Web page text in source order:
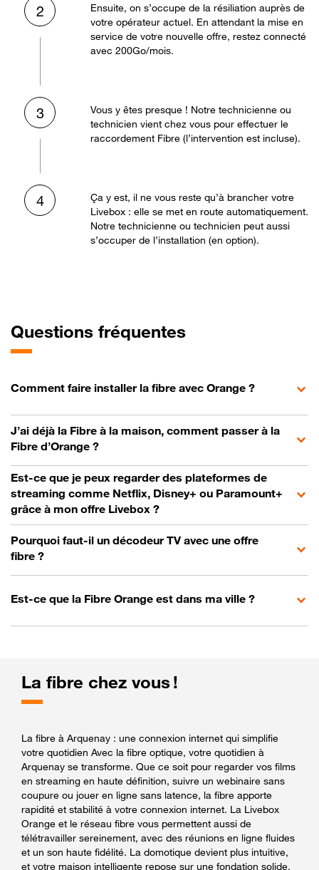
2
Ensuite, on s’occupe de la résiliation auprès de
votre opérateur actuel. En attendant la mise en
service de votre nouvelle offre, restez connecté
avec 200Go/mois.
3
Vous y êtes presque ! Notre technicienne ou
technicien vient chez vous pour effectuer le
raccordement Fibre (l’intervention est incluse).
4
Ça y est, il ne vous reste qu’à brancher votre
Livebox : elle se met en route automatiquement.
Notre technicienne ou technicien peut aussi
s’occuper de l’installation (en option).
Questions fréquentes
Comment faire installer la fibre avec Orange ?
J’ai déjà la Fibre à la maison, comment passer à la
Fibre d’Orange ?
Est-ce que je peux regarder des plateformes de
streaming comme Netflix, Disney+ ou Paramount+
grâce à mon offre Livebox ?
Pourquoi faut-il un décodeur TV avec une offre
fibre ?
Est-ce que la Fibre Orange est dans ma ville ?
La fibre chez vous !
La fibre à Arquenay : une connexion internet qui simplifie
votre quotidien Avec la fibre optique, votre quotidien à
Arquenay se transforme. Que ce soit pour regarder vos films
en streaming en haute définition, suivre un webinaire sans
coupure ou jouer en ligne sans latence, la fibre apporte
rapidité et stabilité à votre connexion internet. La Livebox
Orange et le réseau fibre vous permettent aussi de
télétravailler sereinement, avec des réunions en ligne fluides
et un son haute fidélité. La domotique devient plus intuitive,
et votre maison intelligente repose sur une fondation solide,